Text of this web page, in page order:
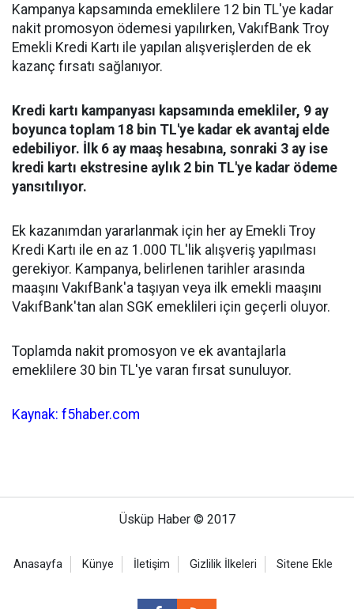
Kampanya kapsamında emeklilere 12 bin TL'ye kadar
nakit promosyon ödemesi yapılırken, VakıfBank Troy
Emekli Kredi Kartı ile yapılan alışverişlerden de ek
kazanç fırsatı sağlanıyor.
Kredi kartı kampanyası kapsamında emekliler, 9 ay
boyunca toplam 18 bin TL'ye kadar ek avantaj elde
edebiliyor. İlk 6 ay maaş hesabına, sonraki 3 ay ise
kredi kartı ekstresine aylık 2 bin TL'ye kadar ödeme
yansıtılıyor.
Ek kazanımdan yararlanmak için her ay Emekli Troy
Kredi Kartı ile en az 1.000 TL'lik alışveriş yapılması
gerekiyor. Kampanya, belirlenen tarihler arasında
maaşını VakıfBank'a taşıyan veya ilk emekli maaşını
VakıfBank'tan alan SGK emeklileri için geçerli oluyor.
Toplamda nakit promosyon ve ek avantajlarla
emeklilere 30 bin TL'ye varan fırsat sunuluyor.
Kaynak: f5haber.com
Üsküp Haber © 2017
Anasayfa Künye İletişim Gizlilik İlkeleri Sitene Ekle